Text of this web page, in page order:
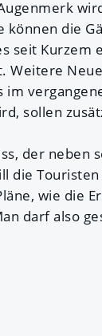
können die
seit Kurzem
Weitere
im
sollen
der
die
wie die
darf also